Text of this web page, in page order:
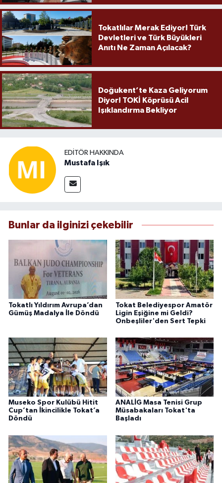
Tokatlılar Merak Ediyor! Türk
Devletleri ve Türk Büyükleri
Anıtı Ne Zaman Açılacak?
Doğukent’te Kaza Geliyorum
Diyor! TOKİ Köprüsü Acil
Işıklandırma Bekliyor
EDITÖR HAKKINDA
Mustafa Işık
Bunlar da ilginizi çekebilir
Tokatlı Yıldırım Avrupa’dan
Gümüş Madalya İle Döndü
Tokat Belediyespor Amatör
Ligin Eşiğine mi Geldi?
Onbeşliler'den Sert Tepki
Museko Spor Kulübü Hitit
Cup’tan İkincilikle Tokat’a
Döndü
ANALİG Masa Tenisi Grup
Müsabakaları Tokat'ta
Başladı